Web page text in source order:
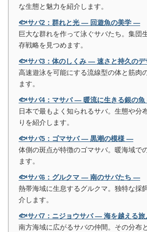
な生態と魅力を紹介します。
🐟サバ2：群れと光 ― 回遊魚の美学 ―
巨大な群れを作って泳ぐサバたち。集団
存戦略を見つめます。
🐟サバ3：体のしくみ ― 速さと持久の
高速遊泳を可能にする流線型の体と筋肉
ます。
🐟サバ4：マサバ ― 暖流に生きる銀の
日本で最もよく知られるサバ。生態や分
りを紹介します。
🐟サバ5：ゴマサバ ― 黒潮の模様 ―
体側の斑点が特徴のゴマサバ。暖海域で
ます。
🐟サバ6：グルクマ ― 南のサバたち ―
熱帯海域に生息するグルクマ。独特な採
介します。
🐟サバ7：ニジョウサバ ― 海を越える
南方海域に広がるサバの仲間。その分布